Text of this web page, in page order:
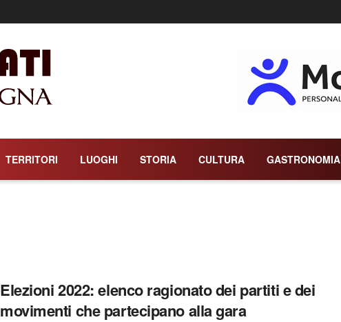
TERRITORI LUOGHI STORIA CULTURA GASTRONOMIA
Elezioni 2022: elenco ragionato dei partiti e dei
movimenti che partecipano alla gara